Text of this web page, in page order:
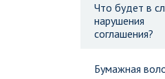
Что будет в
нарушения
соглашения?
Бумажная